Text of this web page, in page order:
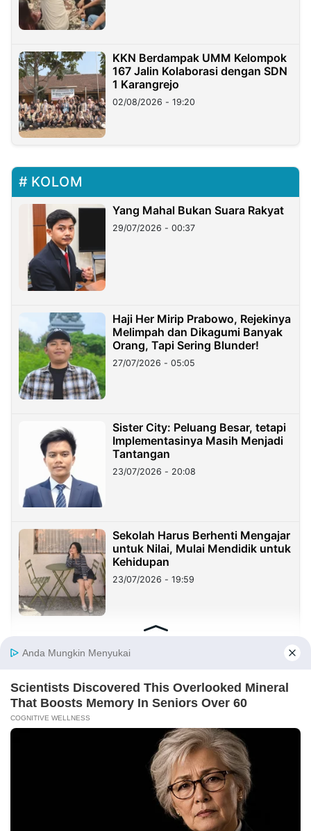
KKN Berdampak UMM Kelompok
167 Jalin Kolaborasi dengan SDN
1 Karangrejo
02/08/2026 - 19:20
KOLOM
Yang Mahal Bukan Suara Rakyat
29/07/2026 - 00:37
Haji Her Mirip Prabowo, Rejekinya
Melimpah dan Dikagumi Banyak
Orang, Tapi Sering Blunder!
27/07/2026 - 05:05
Sister City: Peluang Besar, tetapi
Implementasinya Masih Menjadi
Tantangan
23/07/2026 - 20:08
Sekolah Harus Berhenti Mengajar
untuk Nilai, Mulai Mendidik untuk
Kehidupan
23/07/2026 - 19:59
Dari Perintis Purwakarta hingga
21/07/2026 - 09:22
INFORMASI IKLAN